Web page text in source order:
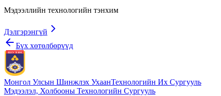
Мэдээллийн технологийн тэнхим
Дэлгэрэнгүй
Бүх хөтөлбөрүүд
Монгол Улсын Шинжлэх УхаанТехнологийн Их Сургууль
Мэдээлэл, Холбооны Технологийн Сургууль